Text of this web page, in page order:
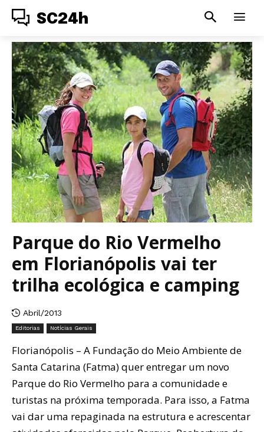
SC24h
Parque do Rio Vermelho
em Florianópolis vai ter
trilha ecológica e camping
Abril/2013
Editorias Notícias Gerais
Florianópolis – A Fundação do Meio Ambiente de
Santa Catarina (Fatma) quer entregar um novo
Parque do Rio Vermelho para a comunidade e
turistas na próxima temporada. Para isso, a Fatma
vai dar uma repaginada na estrutura e acrescentar